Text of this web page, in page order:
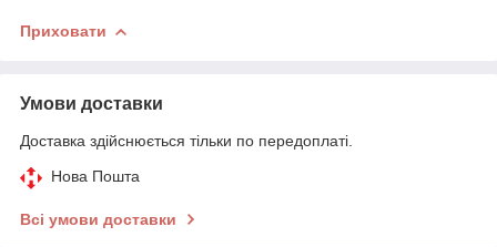
Приховати
Умови доставки
Доставка здійснюється тільки по передоплаті.
Нова Пошта
Всі умови доставки